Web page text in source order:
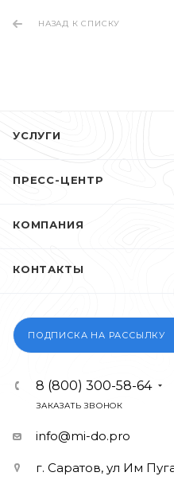
НАЗАД К СПИСКУ
УСЛУГИ
ПРЕСС-ЦЕНТР
КОМПАНИЯ
КОНТАКТЫ
ПОДПИСКА НА РАССЫЛКУ
8 (800) 300-58-64
ЗАКАЗАТЬ ЗВОНОК
info@mi-do.pro
г. Саратов, ул Им